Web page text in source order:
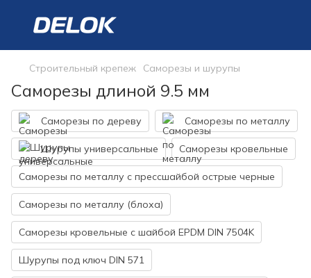
Строительный крепеж Саморезы и шурупы
Саморезы длиной 9.5 мм
Саморезы по дереву Саморезы по металлу
Шурупы универсальные Саморезы кровельные
Саморезы по металлу с прессшайбой острые черные
Саморезы по металлу (блоха)
Саморезы кровельные с шайбой EPDM DIN 7504K
Шурупы под ключ DIN 571